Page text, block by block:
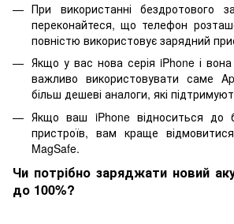
При використанні бездротового
переконайтеся, що телефон
повністю використовує зарядний
Якщо у вас нова серія iPhone і
важливо використовувати саме
більш дешеві аналоги, які
Якщо ваш iPhone відноситься до
пристроїв, вам краще
MagSafe.
Чи потрібно заряджати новий
до 100%?